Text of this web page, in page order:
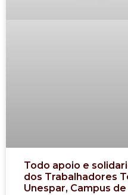
Todo apoio e
dos Trabalhadores
Unespar, Campus